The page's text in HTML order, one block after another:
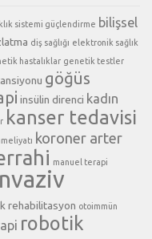
sistemi güçlendirme bilişsel
diş sağlığı elektronik sağlık
hastalıklar genetik testler
göğüs
insülin direnci kadın
kanser tedavisi
koroner arter
manuel terapi
rehabilitasyon otoimmün
robotik